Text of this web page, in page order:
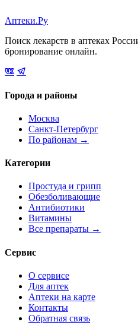
Аптеки.Ру
Поиск лекарств в аптеках
бронирование онлайн.
Города и районы
Москва
Санкт-Петербург
По районам →
Категории
Простуда и грипп
Обезболивающие
Антибиотики
Витамины
Все препараты →
Сервис
О сервисе
Для аптек
Аптеки на карте
Контакты
Обратная связь